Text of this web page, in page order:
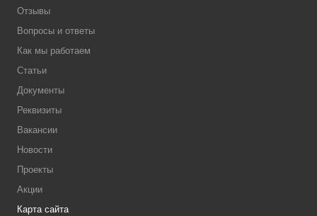
Отзывы
Вопросы и ответы
Как мы работаем
Статьи
Документы
Реквизиты
Вакансии
Новости
Проекты
Акции
Карта сайта